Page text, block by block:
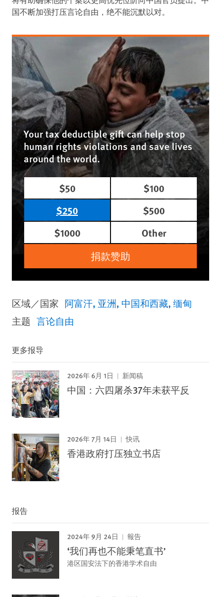
国不断加强打压言论自由，绝不能沉默以对。
Your tax deductible gift can help stop
human rights violations and save lives
around the world.
$50
$100
$250
$500
$1000
Other
捐款赞助
区域／国家 阿富汗 亚洲 中国和西藏 缅甸
主题 言论自由
更多报导
2026年 6月 1日 新闻稿
中国：六四屠杀37年未获平反
2026年 7月 14日 快讯
香港政府打压独立书店
报告
2024年 9月 24日 報告
‘我们再也不能秉笔直书’
港区国安法下的香港学术自由